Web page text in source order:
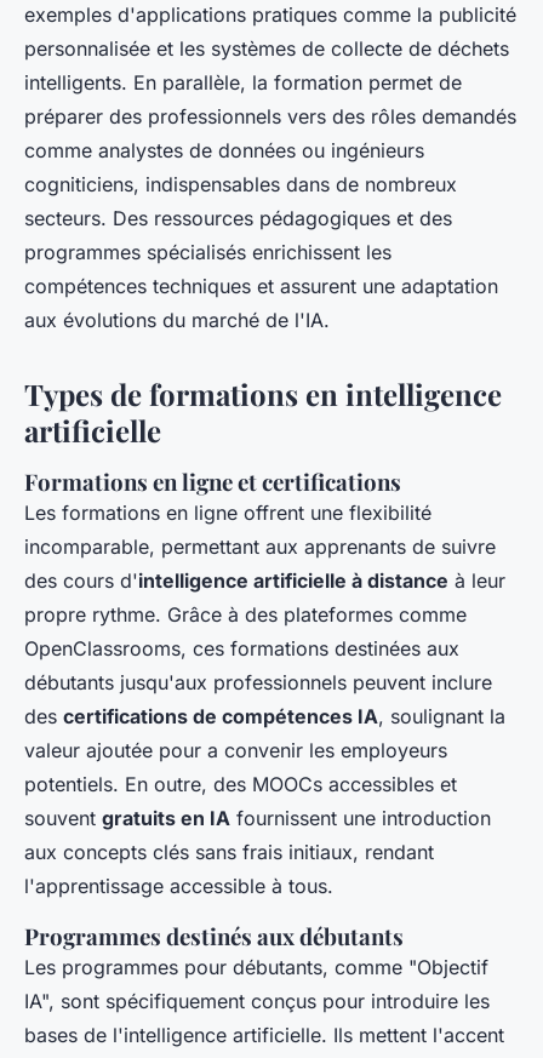
exemples d'applications pratiques comme la publicité
personnalisée et les systèmes de collecte de déchets
intelligents. En parallèle, la formation permet de
préparer des professionnels vers des rôles demandés
comme analystes de données ou ingénieurs
cogniticiens, indispensables dans de nombreux
secteurs. Des ressources pédagogiques et des
programmes spécialisés enrichissent les
compétences techniques et assurent une adaptation
aux évolutions du marché de l'IA.
Types de formations en intelligence
artificielle
Formations en ligne et certifications
Les formations en ligne offrent une flexibilité
incomparable, permettant aux apprenants de suivre
des cours d'intelligence artificielle à distance à leur
propre rythme. Grâce à des plateformes comme
OpenClassrooms, ces formations destinées aux
débutants jusqu'aux professionnels peuvent inclure
des certifications de compétences IA, soulignant la
valeur ajoutée pour a convenir les employeurs
potentiels. En outre, des MOOCs accessibles et
souvent gratuits en IA fournissent une introduction
aux concepts clés sans frais initiaux, rendant
l'apprentissage accessible à tous.
Programmes destinés aux débutants
Les programmes pour débutants, comme "Objectif
IA", sont spécifiquement conçus pour introduire les
bases de l'intelligence artificielle. Ils mettent l'accent